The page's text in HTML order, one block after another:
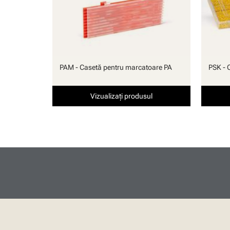
PAM - Casetă pentru marcatoare PA
Vizualizați produsul
PSK -